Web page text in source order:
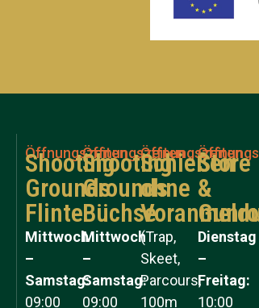
Öffnungszeiten
Shooting
Grounds
Flinte
Mittwoch
–
Samstag:
09:00
Öffnungszeiten
Shooting
Grounds
Büchse
Mittwoch
–
Samstag:
09:00
Öffnungszeiten
Schießen
ohne
(Trap,
Skeet,
Parcours,
100m
Store
&
Dienstag
–
Freitag:
10:00